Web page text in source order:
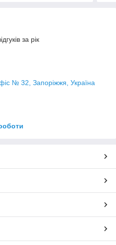
за рік
№ 32, Запоріжжя, Україна